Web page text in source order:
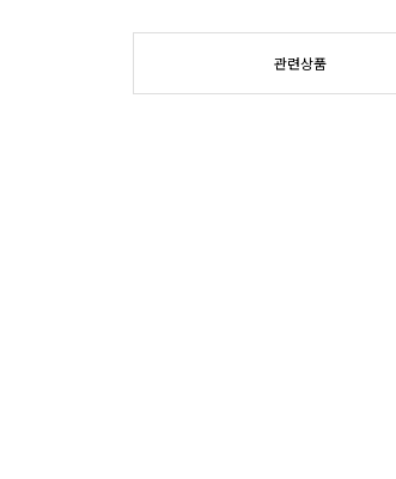
관련상품